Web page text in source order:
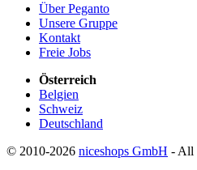
Über Peganto
Unsere Gruppe
Kontakt
Freie Jobs
Österreich
Belgien
Schweiz
Deutschland
© 2010-2026 niceshops GmbH - All